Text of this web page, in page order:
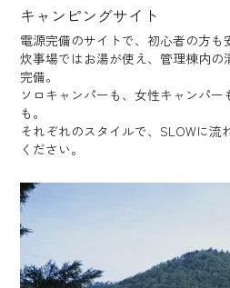
キャンピングサイト
電源完備のサイトで、初心者の方も
炊事場ではお湯が使え、管理棟内の
完備。
ソロキャンパーも、女性キャンパ
も。
それぞれのスタイルで、SLOWに流
ください。